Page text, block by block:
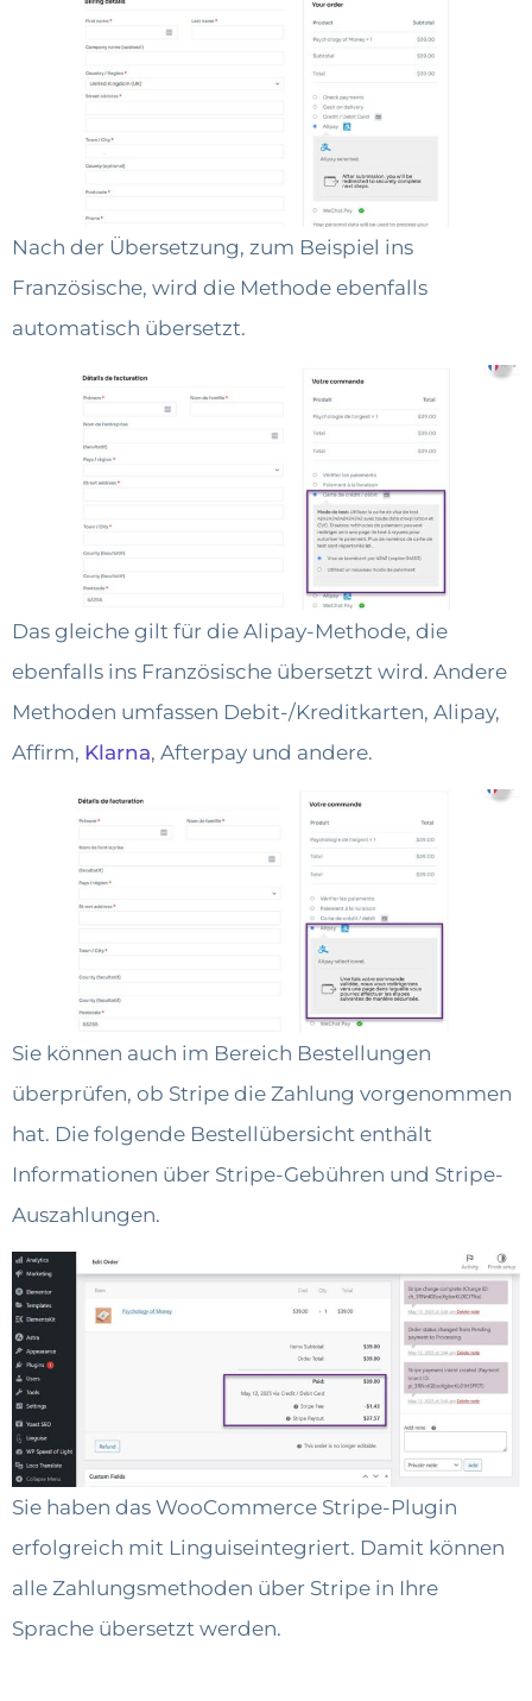
Nach der Übersetzung, zum Beispiel ins
Französische, wird die Methode ebenfalls
automatisch übersetzt.
Das gleiche gilt für die Alipay-Methode, die
ebenfalls ins Französische übersetzt wird. Andere
Methoden umfassen Debit-/Kreditkarten, Alipay,
Affirm, Klarna, Afterpay und andere.
Sie können auch im Bereich Bestellungen
überprüfen, ob Stripe die Zahlung vorgenommen
hat. Die folgende Bestellübersicht enthält
Informationen über Stripe-Gebühren und Stripe-
Auszahlungen.
Sie haben das WooCommerce Stripe-Plugin
erfolgreich mit Linguiseintegriert. Damit können
alle Zahlungsmethoden über Stripe in Ihre
Sprache übersetzt werden.